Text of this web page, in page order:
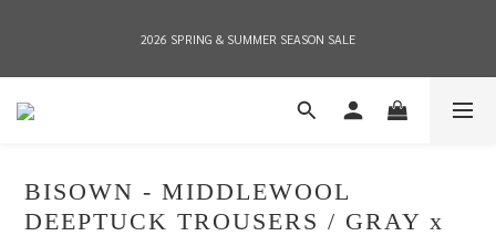
2026 SPRING & SUMMER SEASON SALE
2026 SPRING & SUMMER SEASON SALE
全店消費滿NT$8,000 享有7-11店到店免運費，NT$10,000店到店與宅配到府免運費
2026 SPRING & SUMMER SEASON SALE
BISOWN - MIDDLEWOOL
DEEPTUCK TROUSERS / GRAY x